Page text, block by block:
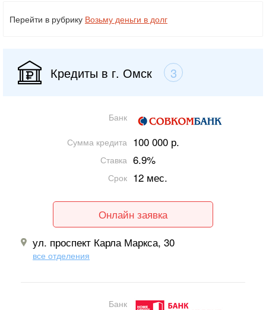
Перейти в рубрику Возьму деньги в долг
Кредиты в г. Омск 3
Банк
Сумма кредита 100 000 р.
Ставка 6.9%
Срок 12 мес.
Онлайн заявка
ул. проспект Карла Маркса, 30
все отделения
Банк